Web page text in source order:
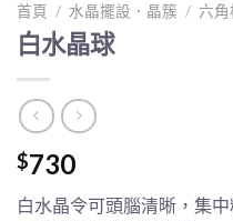
首頁 / 水晶擺設．晶簇 / 六角
白水晶球
$730
白水晶令可頭腦清晰，集